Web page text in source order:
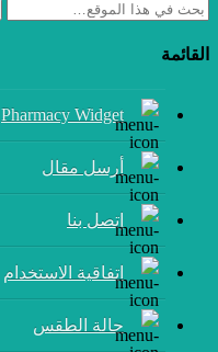
القائمة
Pharmacy Widget
أرسل مقال
إتصل بنا
اتفاقية الاستخدام
حالة الطقس